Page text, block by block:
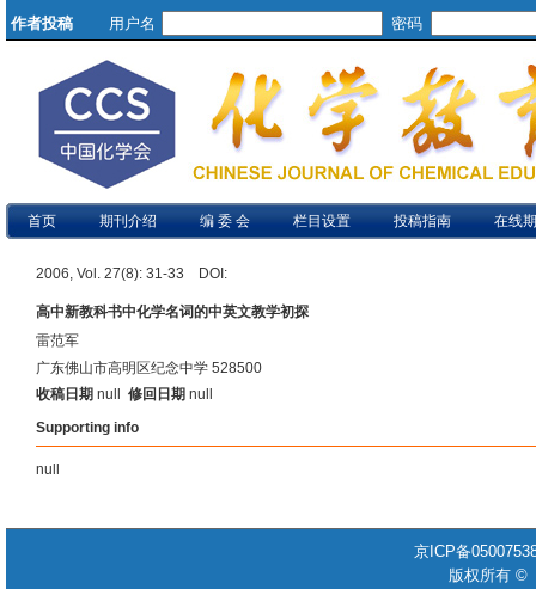
作者投稿 用户名 密码
首页 期刊介绍 编 委 会 栏目设置 投稿指南 在线
2006, Vol. 27(8): 31-33 DOI:
高中新教科书中化学名词的中英文教学初探
雷范军
广东佛山市高明区纪念中学 528500
收稿日期 null 修回日期 null
Supporting info
null
京ICP备
版权所有 ©